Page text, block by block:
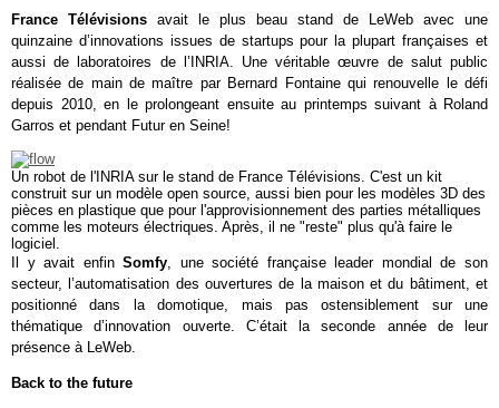
France Télévisions avait le plus beau stand de LeWeb avec une
quinzaine d’innovations issues de startups pour la plupart françaises et
aussi de laboratoires de l’INRIA. Une véritable œuvre de salut public
réalisée de main de maître par Bernard Fontaine qui renouvelle le défi
depuis 2010, en le prolongeant ensuite au printemps suivant à Roland
Garros et pendant Futur en Seine!
Un robot de l'INRIA sur le stand de France Télévisions. C'est un kit
construit sur un modèle open source, aussi bien pour les modèles 3D des
pièces en plastique que pour l'approvisionnement des parties métalliques
comme les moteurs électriques. Après, il ne "reste" plus qu'à faire le
logiciel.
Il y avait enfinSomfy, une société française leader mondial de son
secteur, l’automatisation des ouvertures de la maison et du bâtiment, et
positionné dans la domotique, mais pas ostensiblement sur une
thématique d’innovation ouverte. C’était la seconde année de leur
présence à LeWeb.
Back to the future